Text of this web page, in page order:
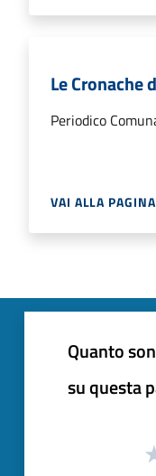
Le Cronache
Periodico
VAI ALLA PAGINA
Quanto
su questa